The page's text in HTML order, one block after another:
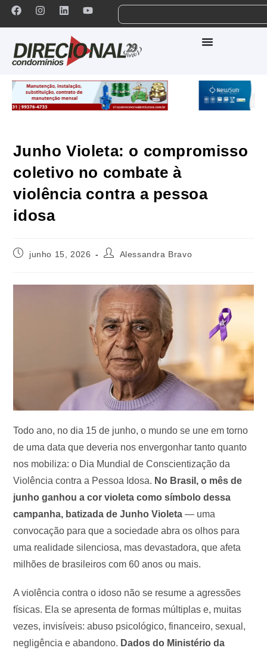
Junho Violeta: o compromisso
coletivo no combate à
violência contra a pessoa
idosa
junho 15, 2026 Alessandra Bravo
Todo ano, no dia 15 de junho, o mundo se une em torno
de uma data que deveria nos envergonhar tanto quanto
nos mobiliza: o Dia Mundial de Conscientização da
Violência contra a Pessoa Idosa. No Brasil, o mês de
junho ganhou a cor violeta como símbolo dessa
campanha, batizada de Junho Violeta — uma
convocação para que a sociedade abra os olhos para
uma realidade silenciosa, mas devastadora, que afeta
milhões de brasileiros com 60 anos ou mais.
A violência contra o idoso não se resume a agressões
físicas. Ela se apresenta de formas múltiplas e, muitas
vezes, invisíveis: abuso psicológico, financeiro, sexual,
negligência e abandono. Dados do Ministério da